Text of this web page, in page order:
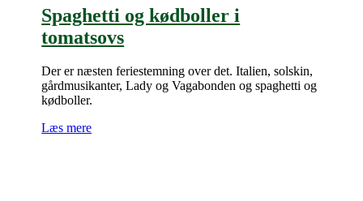
Spaghetti og kødboller i
tomatsovs
Der er næsten feriestemning over det. Italien, solskin,
gårdmusikanter, Lady og Vagabonden og spaghetti og
kødboller.
Læs mere